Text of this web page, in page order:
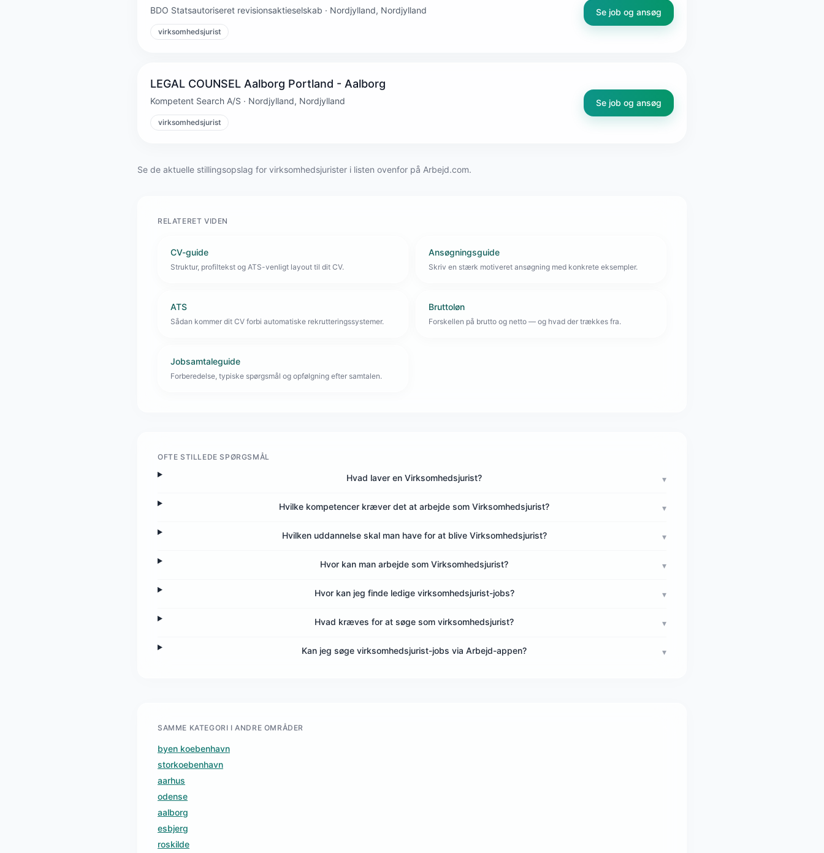
BDO Statsautoriseret revisionsaktieselskab · Nordjylland, Nordjylland
virksomhedsjurist
Se job og ansøg
LEGAL COUNSEL Aalborg Portland - Aalborg
Kompetent Search A/S · Nordjylland, Nordjylland
virksomhedsjurist
Se job og ansøg
Se de aktuelle stillingsopslag for virksomhedsjurister i listen ovenfor på Arbejd.com.
RELATERET VIDEN
CV-guide
Struktur, profiltekst og ATS-venligt layout til dit CV.
Ansøgningsguide
Skriv en stærk motiveret ansøgning med konkrete eksempler.
ATS
Sådan kommer dit CV forbi automatiske rekrutteringssystemer.
Bruttoløn
Forskellen på brutto og netto — og hvad der trækkes fra.
Jobsamtaleguide
Forberedelse, typiske spørgsmål og opfølgning efter samtalen.
OFTE STILLEDE SPØRGSMÅL
Hvad laver en Virksomhedsjurist? ▾
Hvilke kompetencer kræver det at arbejde som Virksomhedsjurist? ▾
Hvilken uddannelse skal man have for at blive Virksomhedsjurist? ▾
Hvor kan man arbejde som Virksomhedsjurist? ▾
Hvor kan jeg finde ledige virksomhedsjurist-jobs? ▾
Hvad kræves for at søge som virksomhedsjurist? ▾
Kan jeg søge virksomhedsjurist-jobs via Arbejd-appen? ▾
SAMME KATEGORI I ANDRE OMRÅDER
byen koebenhavn
storkoebenhavn
aarhus
odense
aalborg
esbjerg
roskilde